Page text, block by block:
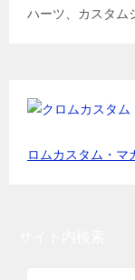
ハーツ、カスタム
ロムカスタム・マ